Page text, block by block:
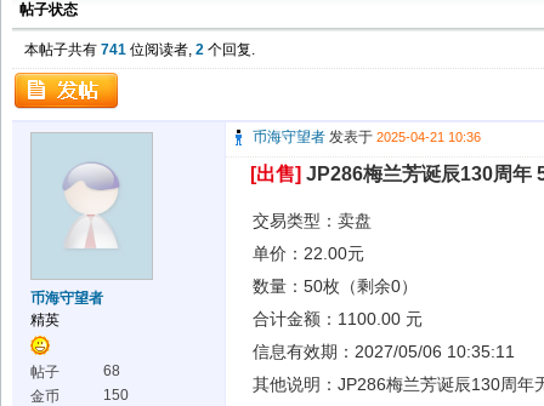
帖子状态
本帖子共有 741 位阅读者, 2 个回复.
币海守望者
精英
帖子
68
金币
150
币海守望者 发表于 2025-04-21 10:36
[出售]JP286梅兰芳诞辰130周年
交易类型：卖盘
单价：22.00元
数量：50枚（剩余0）
合计金额：1100.00 元
信息有效期：2027/05/06 10:35:11
其他说明：JP286梅兰芳诞辰130周年